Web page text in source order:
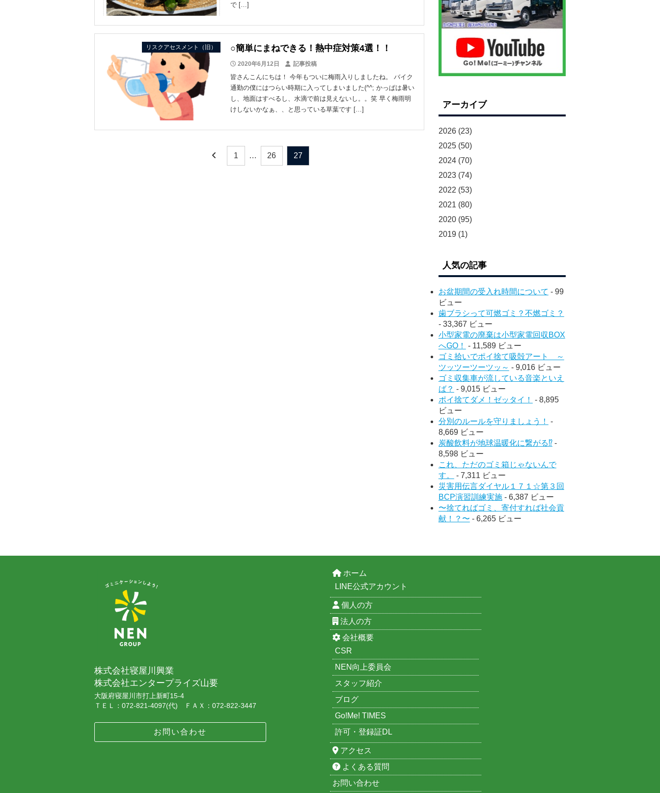
で […]
リスクアセスメント（旧） ○簡単にまねできる！熱中症対策4選！！
2020年6月12日 記事投稿
皆さんこんにちは！ 今年もついに梅雨入りしましたね。 バイク
通勤の僕にはつらい時期に入ってしまいました(^^; かっぱは暑い
し、地面はすべるし、水滴で前は見えないし。。笑 早く梅雨明
けしないかなぁ、、と思っている草葉です […]
1 … 26 27
アーカイブ
2026(23)
2025(50)
2024(70)
2023(74)
2022 (53)
2021 (80)
2020(95)
2019(1)
人気の記事
お盆期間の受入れ時間について - 99
ビュー
歯ブラシって可燃ゴミ？不燃ゴミ？
- 33,367 ビュー
小型家電の廃棄は小型家電回収BOX
へGO！
- 11,589 ビュー
ゴミ拾いでポイ捨て吸殻アート ～
ツッツーツーツッ～ - 9,016 ビュー
ゴミ収集車が流している音楽といえ
ば？ - 9,015 ビュー
ポイ捨てダメ！ゼッタイ！
- 8,895
ビュー
分別のルールを守りましょう！
-
8,669 ビュー
炭酸飲料が地球温暖化に繋がる⁉︎-
8,598 ビュー
これ、ただのゴミ箱じゃないんで
す。
- 7,311 ビュー
災害用伝言ダイヤル１７１☆第３回
BCP演習訓練実施- 6,387 ビュー
〜捨てればゴミ、寄付すれば社会貢
献！？〜 - 6,265 ビュー
株式会社寝屋川興業
株式会社エンタープライズ山要
大阪府寝屋川市打上新町15-4
ＴＥＬ：072-821-4097(代) ＦＡＸ：072-822-3447
お問い合わせ
ホーム
LINE公式アカウント
個人の方
法人の方
会社概要
CSR
NEN向上委員会
スタッフ紹介
ブログ
Go!Me! TIMES
許可・登録証DL
アクセス
よくある質問
お問い合わせ